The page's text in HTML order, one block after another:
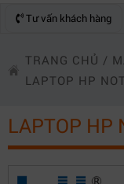
Tư vấn khách hàng
TRANG CHỦ /
LAPTOP HP
LAPTOP HP